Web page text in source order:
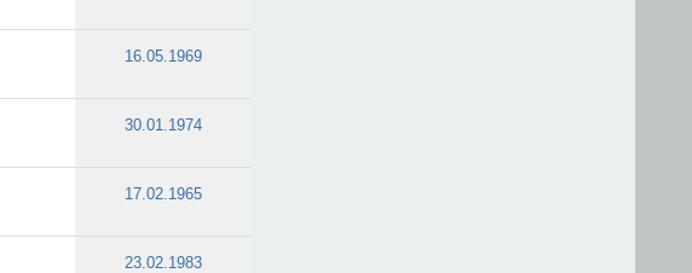
16.05.1969
30.01.1974
17.02.1965
23.02.1983